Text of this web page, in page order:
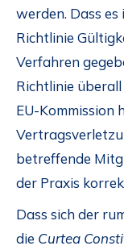
werden. Dass
Richtlinie
Verfahren
Richtlinie
EU-Kommission
betreffende
der Praxis
Dass sich der
die Curtea